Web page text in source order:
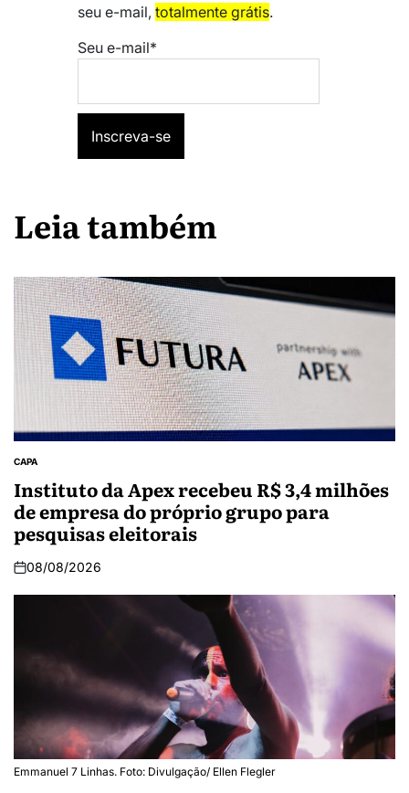
seu e-mail, totalmente grátis.
Seu e-mail*
Leia também
CAPA
Instituto da Apex recebeu R$ 3,4 milhões
de empresa do próprio grupo para
pesquisas eleitorais
08/08/2026
Emmanuel 7 Linhas. Foto: Divulgação/ Ellen Flegler